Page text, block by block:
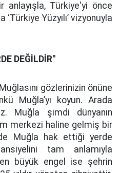
anlayışla, Türkiye'yi önce
Yüzyılı’ vizyonuyla
DEĞİLDİR"
gözlerinizin önüne
Muğla’yı koyun. Arada
Muğla şimdi dünyanın
merkezi haline gelmiş bir
Muğla hak ettiği yerde
tam anlamıyla
en büyük engel ise şehrin